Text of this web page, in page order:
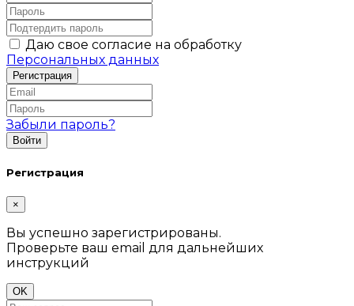
Даю свое согласие на обработку
Персональных данных
Забыли пароль?
Регистрация
×
Вы успешно зарегистрированы.
Проверьте ваш email для дальнейших
инструкций
OK